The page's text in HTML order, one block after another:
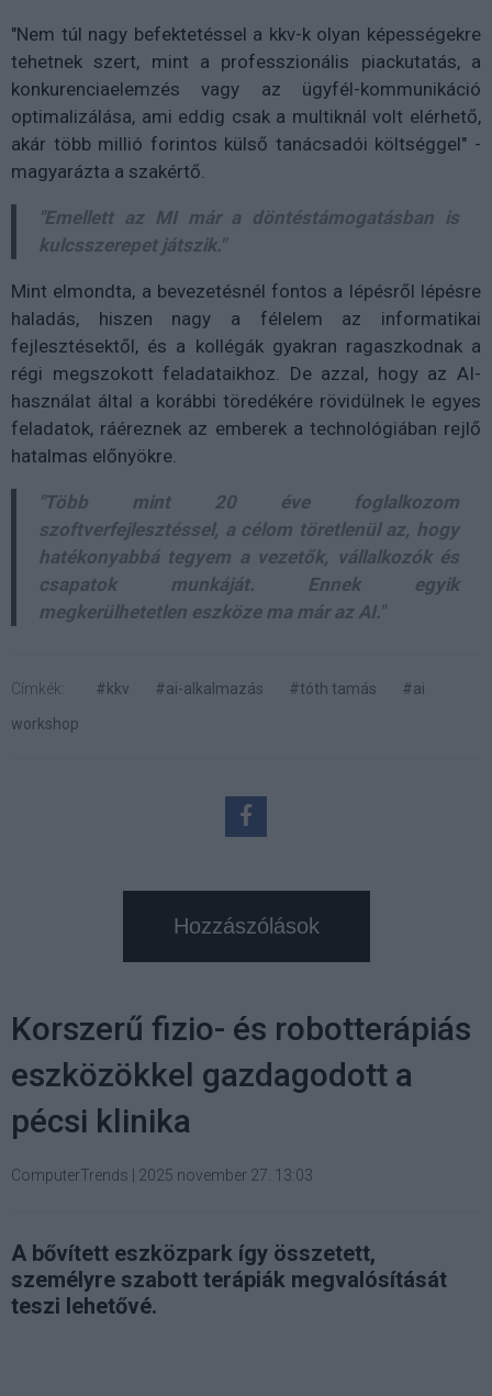
"Nem túl nagy befektetéssel a kkv-k olyan képességekre
tehetnek szert, mint a professzionális piackutatás, a
konkurenciaelemzés vagy az ügyfél-kommunikáció
optimalizálása, ami eddig csak a multiknál volt elérhető,
akár több millió forintos külső tanácsadói költséggel" -
magyarázta a szakértő.
"Emellett az MI már a döntéstámogatásban is
kulcsszerepet játszik."
Mint elmondta, a bevezetésnél fontos a lépésről lépésre
haladás, hiszen nagy a félelem az informatikai
fejlesztésektől, és a kollégák gyakran ragaszkodnak a
régi megszokott feladataikhoz. De azzal, hogy az AI-
használat által a korábbi töredékére rövidülnek le egyes
feladatok, ráéreznek az emberek a technológiában rejlő
hatalmas előnyökre.
"Több mint 20 éve foglalkozom
szoftverfejlesztéssel, a célom töretlenül az, hogy
hatékonyabbá tegyem a vezetők, vállalkozók és
csapatok munkáját. Ennek egyik
megkerülhetetlen eszköze ma már az AI."
Címkék: #kkv #ai-alkalmazás #tóth tamás
#ai
workshop
Hozzászólások
Korszerű fizio- és robotterápiás
eszközökkel gazdagodott a
pécsi klinika
ComputerTrends 2025 november 27. 13:03
A bővített eszközpark így összetett,
személyre szabott terápiák megvalósítását
teszi lehetővé.